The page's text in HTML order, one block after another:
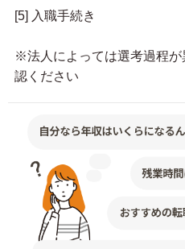
[5] 入職手続き
※法人によっては選考過程
認ください